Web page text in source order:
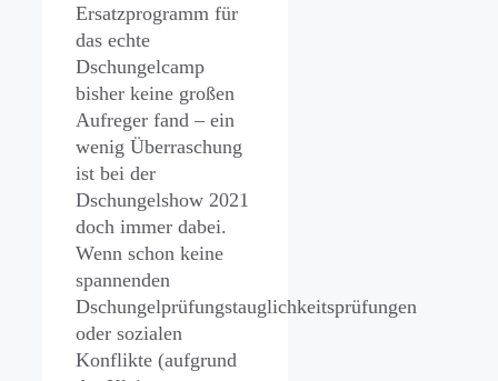
Ersatzprogramm für
das echte
Dschungelcamp
bisher keine großen
Aufreger fand – ein
wenig Überraschung
ist bei der
Dschungelshow 2021
doch immer dabei.
Wenn schon keine
spannenden
Dschungelprüfungstauglichkeitsprüfungen
oder sozialen
Konflikte (aufgrund